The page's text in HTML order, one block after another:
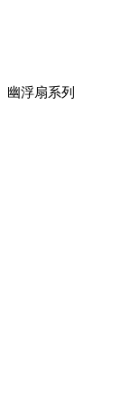
幽浮扇系列